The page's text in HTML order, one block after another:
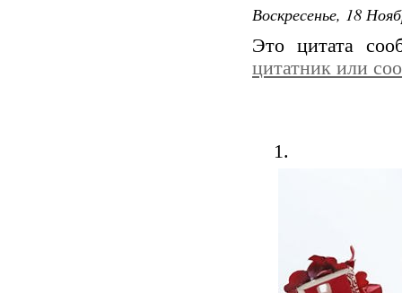
Воскресенье, 18
Это цитата
цитатник или
1.